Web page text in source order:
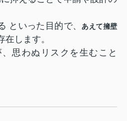
といった目的で、
あえて擁壁
在します。
思わぬリスクを生むこと